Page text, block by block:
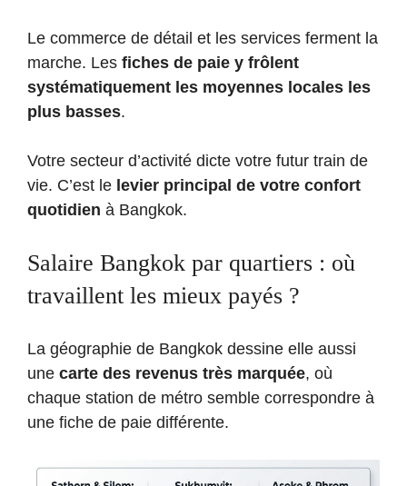
Le commerce de détail et les services ferment la
marche. Les fiches de paie y frôlent
systématiquement les moyennes locales les
plus basses.
Votre secteur d’activité dicte votre futur train de
vie. C’est le levier principal de votre confort
quotidien à Bangkok.
Salaire Bangkok par quartiers : où
travaillent les mieux payés ?
La géographie de Bangkok dessine elle aussi
une carte des revenus très marquée, où
chaque station de métro semble correspondre à
une fiche de paie différente.